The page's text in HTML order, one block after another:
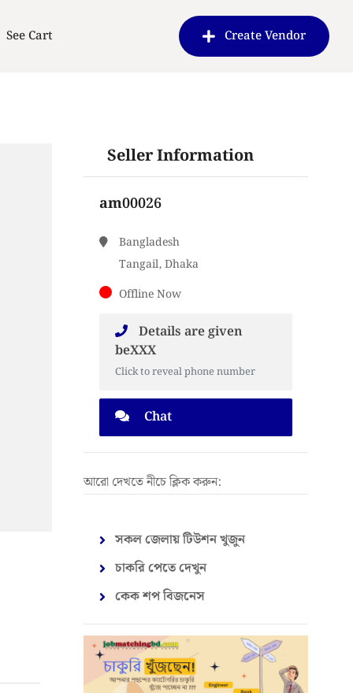
See Cart Create Vendor
Seller Information
am00026
Bangladesh
Tangail, Dhaka
Offline Now
Details are given
beXXX
Click to reveal phone number
Chat
আরো দেখতে নীচে ক্লিক করুন:
সকল জেলায় টিউশন খুজুন
চাকরি পেতে দেখুন
কেক শপ বিজনেস